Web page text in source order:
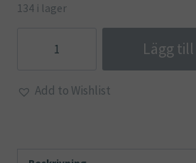
134 i lager
mängd
Lägg
Add to Wishlist